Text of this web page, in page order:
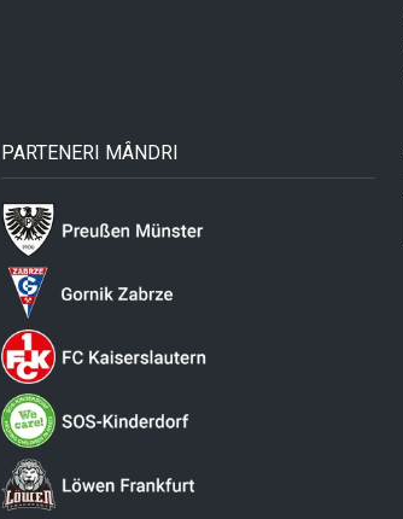
PARTENERI MÂNDRI